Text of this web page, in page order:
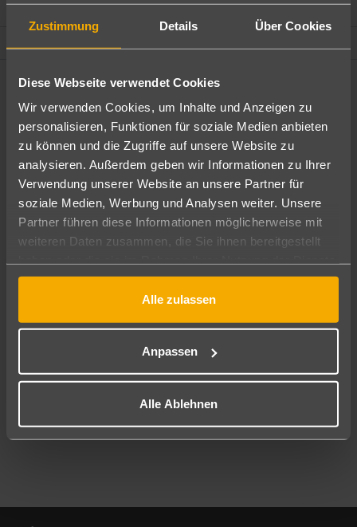
Zustimmung Details Über Cookies
Diese Webseite verwendet Cookies
Wir verwenden Cookies, um Inhalte und Anzeigen zu
personalisieren, Funktionen für soziale Medien anbieten
zu können und die Zugriffe auf unsere Website zu
analysieren. Außerdem geben wir Informationen zu Ihrer
Verwendung unserer Website an unsere Partner für
soziale Medien, Werbung und Analysen weiter. Unsere
Partner führen diese Informationen möglicherweise mit
weiteren Daten zusammen, die Sie ihnen bereitgestellt
gesammelt haben.
Alle zulassen
Anpassen
Alle Ablehnen
Bewertungen
Ändere die Kriterien nach deinen Wünschen
Pauschal Nur Hotel
Abflughafen
Alle Abflughäfen
08.08.26–06.08.27 7-21 Nächte
Mehr Filter anzeigen